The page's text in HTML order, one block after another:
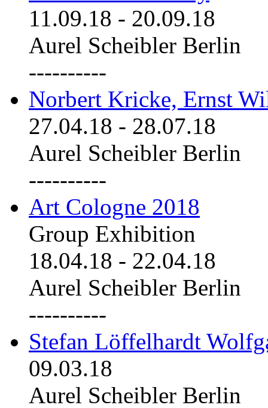
11.09.18 - 20.09.18
Aurel Scheibler Berlin
----------
Norbert Kricke, Ernst
27.04.18 - 28.07.18
Aurel Scheibler Berlin
----------
Art Cologne 2018
Group Exhibition
18.04.18 - 22.04.18
Aurel Scheibler Berlin
----------
Stefan Löffelhardt
09.03.18
Aurel Scheibler Berlin